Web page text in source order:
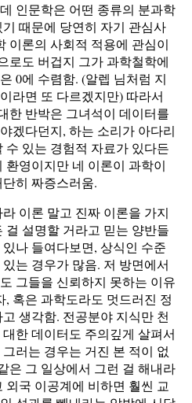
인문학은 어떤 종류의 분과학
때문에 당연히 자기 관심사
이론의 사회적 적용에 관심이
로도 버겁지 그가 과학철학에
0에 수렴함. (알렙 님처럼 지
라면 또 다르겠지만) 따라서
한 반박은 그녀석이 데이터를
겠다던지, 하는 소리가 아다리
수 있는 경험적 자료가 있다든
환영이지만 네 이론이 과학이
히 짜증스러움.
이론 말고 진짜 이론을 가지
걸 설명할 거라고 믿는 양반들
나 들여다보면, 상식인 수준
는 경우가 많음. 저 방면에서
그들을 신뢰하지 못하는 이유
혹은 과학도라도 멋드러진 정
생각함. 전공분야 지식만 천
한 데이터도 주의깊게 살펴서
러는 경우는 거진 본 적이 없
은 그 일상에서 그런 걸 해내라
외국 이공계에 비하면 훨씬 교